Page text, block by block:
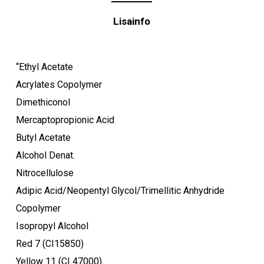
Ostukorvis ei ole tooteid.
Lisainfo
“Ethyl Acetate
Acrylates Copolymer
Dimethiconol
Mercaptopropionic Acid
Butyl Acetate
Alcohol Denat.
Nitrocellulose
Adipic Acid/Neopentyl Glycol/Trimellitic Anhydride
Copolymer
Isopropyl Alcohol
Red 7 (CI15850)
Yellow 11 (CI 47000)